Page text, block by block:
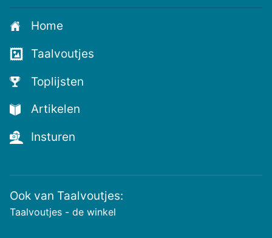
voor
de
nieuwste
voutjes
en
de
voutste
nieuwtjes!
Home
Taalvoutjes
Toplijsten
Artikelen
Insturen
Ook van Taalvoutjes:
Taalvoutjes - de winkel